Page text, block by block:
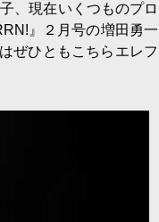
、現在いくつものプロ
』２月号の増田勇一
ぜひともこちらエレフ